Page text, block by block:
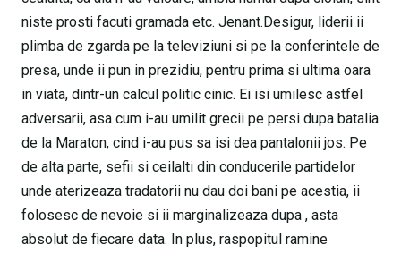
niste prosti facuti gramada etc. Jenant.Desigur, liderii ii
plimba de zgarda pe la televiziuni si pe la conferintele de
presa, unde ii pun in prezidiu, pentru prima si ultima oara
in viata, dintr-un calcul politic cinic. Ei isi umilesc astfel
adversarii, asa cum i-au umilit grecii pe persi dupa batalia
de la Maraton, cind i-au pus sa isi dea pantalonii jos. Pe
de alta parte, sefii si ceilalti din conducerile partidelor
unde aterizeaza tradatorii nu dau doi bani pe acestia, ii
folosesc de nevoie si ii marginalizeaza dupa , asta
absolut de fiecare data. In plus, raspopitul ramine